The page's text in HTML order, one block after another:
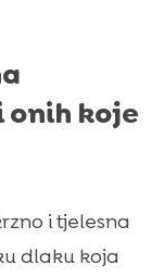
koje
i tjelesna
dlaku koja